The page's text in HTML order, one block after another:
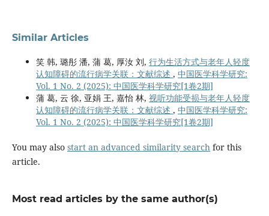
Similar Articles
笑 韩, 璐彤 潘, 蒲 葛, 厚汝 刘, 行为生活方式与老年人轻度
认知障碍的流行病学关联：文献综述 , 中国医学科学研究:
Vol. 1 No. 2 (2025): 中国医学科学研究[1卷2期]
蒲 葛, 云 徐, 亚娟 王, 嘉怡 林, 视听功能受损与老年人轻度
认知障碍的流行病学关联：文献综述 , 中国医学科学研究:
Vol. 1 No. 2 (2025): 中国医学科学研究[1卷2期]
You may also start an advanced similarity searchfor this
article.
Most read articles by the same author(s)